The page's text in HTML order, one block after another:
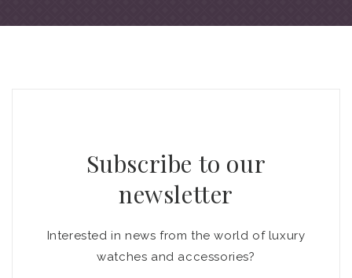
Subscribe to our
newsletter
Interested in news from the world of luxury
watches and accessories?